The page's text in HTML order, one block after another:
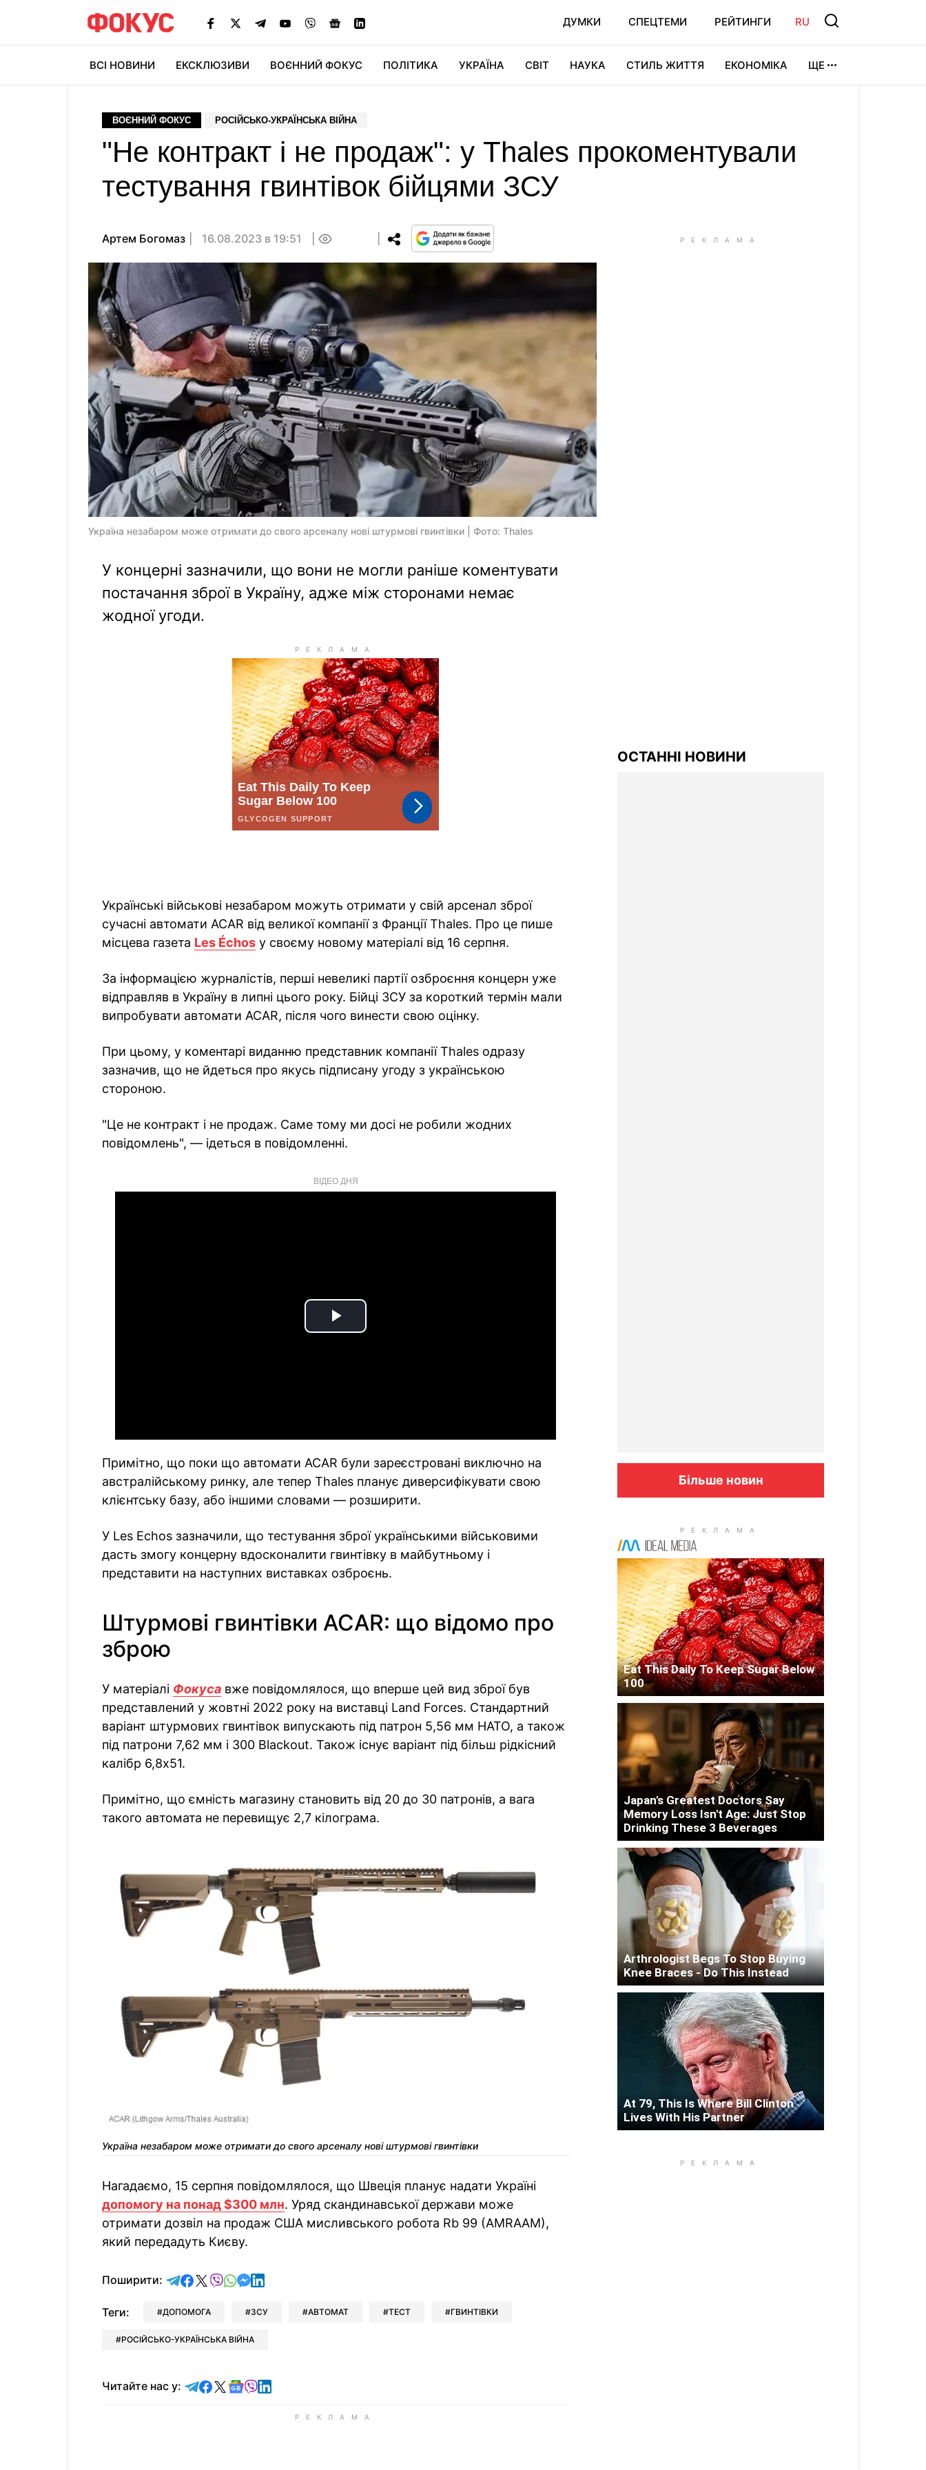
ДУМКИ СПЕЦТЕМИ РЕЙТИНГИ RU
ВСІ НОВИНИ ЕКСКЛЮЗИВИ ВОЄННИЙ ФОКУС ПОЛІТИКА УКРАЇНА СВІТ НАУКА СТИЛЬ ЖИТТЯ ЕКОНОМІКА ЩЕ
ВОЄННИЙ ФОКУС РОСІЙСЬКО-УКРАЇНСЬКА ВІЙНА
"Не контракт і не продаж": у Thales прокоментували
тестування гвинтівок бійцями ЗСУ
Артем Богомаз 16.08.2023 в 19:51
Україна незабаром може отримати до свого арсеналу нові штурмові гвинтівки | Фото: Thales
У концерні зазначили, що вони не могли раніше коментувати
постачання зброї в Україну, адже між сторонами немає
жодної угоди.
Українські військові незабаром можуть отримати у свій арсенал зброї
сучасні автомати ACAR від великої компанії з Франції Thales. Про це пише
місцева газета Les Échos у своєму новому матеріалі від 16 серпня.
За інформацією журналістів, перші невеликі партії озброєння концерн уже
відправляв в Україну в липні цього року. Бійці ЗСУ за короткий термін мали
випробувати автомати ACAR, після чого винести свою оцінку.
При цьому, у коментарі виданню представник компанії Thales одразу
зазначив, що не йдеться про якусь підписану угоду з українською
стороною.
"Це не контракт і не продаж. Саме тому ми досі не робили жодних
повідомлень", — ідеться в повідомленні.
ВІДЕО ДНЯ
Play
Примітно, що поки що автомати ACAR були зареєстровані виключно на
австралійському ринку, але тепер Thales планує диверсифікувати свою
клієнтську базу, або іншими словами — розширити.
У Les Echos зазначили, що тестування зброї українськими військовими
дасть змогу концерну вдосконалити гвинтівку в майбутньому і
представити на наступних виставках озброєнь.
Штурмові гвинтівки ACAR: що відомо про
зброю
У матеріалі Фокуса вже повідомлялося, що вперше цей вид зброї був
представлений у жовтні 2022 року на виставці Land Forces. Стандартний
варіант штурмових гвинтівок випускають під патрон 5,56 мм НАТО, а також
під патрони 7,62 мм і 300 Blackout. Також існує варіант під більш рідкісний
калібр 6,8х51.
Примітно, що ємність магазину становить від 20 до 30 патронів, а вага
такого автомата не перевищує 2,7 кілограма.
Україна незабаром може отримати до свого арсеналу нові штурмові гвинтівки
Нагадаємо, 15 серпня повідомлялося, що Швеція планує надати Україні
допомогу на понад $300 млн. Уряд скандинавської держави може
отримати дозвіл на продаж США мисливського робота Rb 99 (AMRAAM),
який передадуть Києву.
Поширити: відправити у Telegram
поділитись у Facebook
поділитись у X
відправити у Viber
відправити у Whatsapp
відправити у Messenger
відправити у LinkedIn
Теги: ДОПОМОГА ЗСУ АВТОМАТ ТЕСТ ГВИНТІВКИ
РОСІЙСЬКО-УКРАЇНСЬКА ВІЙНА
Читайте нас у: Читайте у Telegram
Читайте у Facebook
Читайте у X
Читайте у Google news
Читайте у Viber
Читайте у LinkedIn
ОСТАННІ НОВИНИ
Більше новин
Eat This Daily To Keep Sugar Below
100
Japan's Greatest Doctors Say
Memory Loss Isn't Age: Just Stop
Drinking These 3 Beverages
Arthrologist Begs To Stop Buying
Knee Braces - Do This Instead
At 79, This Is Where Bill Clinton
Lives With His Partner